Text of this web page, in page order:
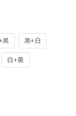
黑 黑+白
白+黃